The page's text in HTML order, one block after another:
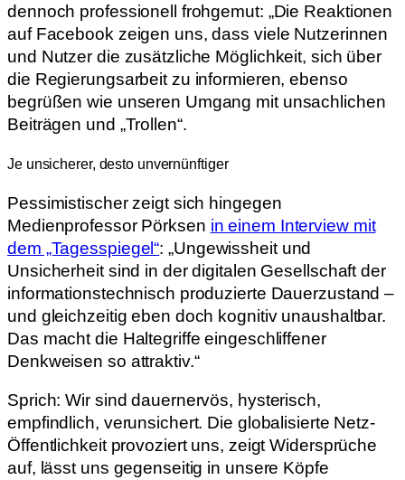
dennoch professionell frohgemut: „Die Reaktionen
auf Facebook zeigen uns, dass viele Nutzerinnen
und Nutzer die zusätzliche Möglichkeit, sich über
die Regierungsarbeit zu informieren, ebenso
begrüßen wie unseren Umgang mit unsachlichen
Beiträgen und „Trollen“.
Je unsicherer, desto unvernünftiger
Pessimistischer zeigt sich hingegen
Medienprofessor Pörksen in einem Interview mit
dem „Tagesspiegel“: „Ungewissheit und
Unsicherheit sind in der digitalen Gesellschaft der
informationstechnisch produzierte Dauerzustand –
und gleichzeitig eben doch kognitiv unaushaltbar.
Das macht die Haltegriffe eingeschliffener
Denkweisen so attraktiv.“
Sprich: Wir sind dauernervös, hysterisch,
empfindlich, verunsichert. Die globalisierte Netz-
Öffentlichkeit provoziert uns, zeigt Widersprüche
auf, lässt uns gegenseitig in unsere Köpfe